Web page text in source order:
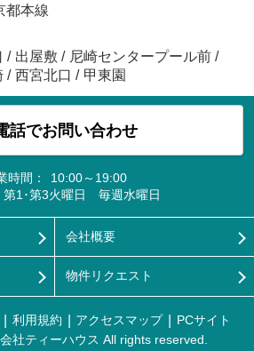
都本線
/ 出屋敷 / 尼崎センタープール前 /
/ 西宮北口 / 甲東園
話でお問い合わせ
時間：
10:00～19:00
第1･第3火曜日 毎週水曜日
会社概要
物件リクエスト
利用規約 アクセスマップ
PCサイト
社ティーハウス All rights reserved.